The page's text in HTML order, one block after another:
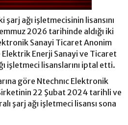
şarj ağı işletmecisinin lisansını
2026 tarihinde aldığı iki
Sanayi Ticaret Anonim
Enerji Sanayi ve Ticaret
işletmeci lisanslarını iptal etti.
göre Ntechnıc Elektronik
22 Şubat 2024 tarihli ve
şarj ağı işletmeci lisansı sona